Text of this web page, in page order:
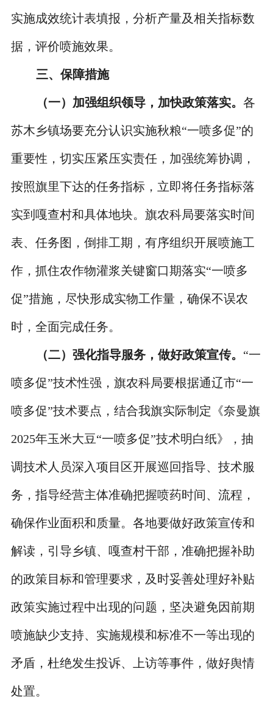
实施成效统计表填报，分析产量及相关指标数
据，评价喷施效果。
三、保障措施
（一）加强组织领导，加快政策落实。 各
苏木乡镇场要充分认识实施秋粮“一喷多促”的
重要性，切实压紧压实责任，加强统筹协调，
按照旗里下达的任务指标，立即将任务指标落
实到嘎查村和具体地块。旗农科局要落实时间
表、任务图，倒排工期，有序组织开展喷施工
作，抓住农作物灌浆关键窗口期落实“一喷多
促”措施，尽快形成实物工作量，确保不误农
时，全面完成任务。
（二）强化指导服务，做好政策宣传。 “一
喷多促”技术性强，旗农科局要根据通辽市“一
喷多促”技术要点，结合我旗实际制定《奈曼旗
2025年玉米大豆“一喷多促”技术明白纸》，抽
调技术人员深入项目区开展巡回指导、技术服
务，指导经营主体准确把握喷药时间、流程，
确保作业面积和质量。各地要做好政策宣传和
解读，引导乡镇、嘎查村干部，准确把握补助
的政策目标和管理要求，及时妥善处理好补贴
政策实施过程中出现的问题，坚决避免因前期
喷施缺少支持、实施规模和标准不一等出现的
矛盾，杜绝发生投诉、上访等事件，做好舆情
处置。